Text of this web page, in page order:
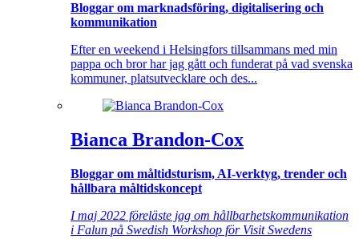
Bloggar om marknadsföring, digitalisering och
kommunikation
Efter en weekend i Helsingfors tillsammans med min
pappa och bror har jag gått och funderat på vad svenska
kommuner, platsutvecklare och des...
Bianca Brandon-Cox
Bloggar om måltidsturism, AI-verktyg, trender och
hållbara måltidskoncept
I maj 2022 föreläste jag om hållbarhetskommunikation
i Falun på Swedish Workshop för Visit Swedens